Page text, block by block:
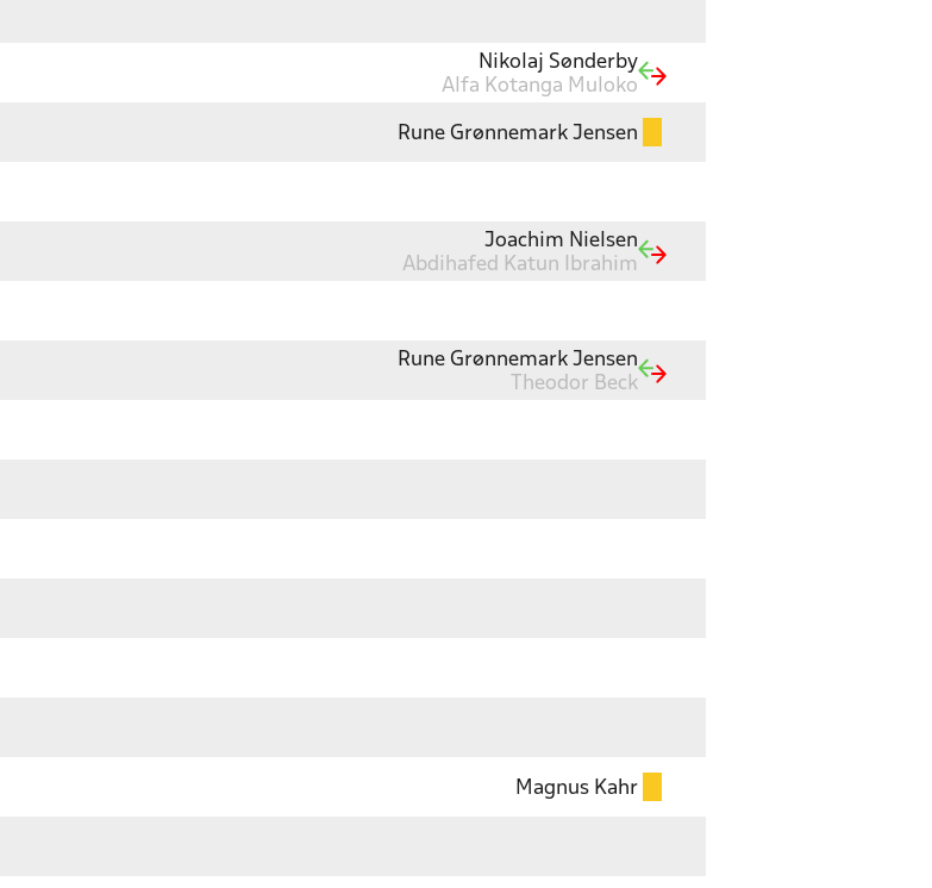
Nikolaj Sønderby
Alfa Kotanga Muloko
Rune Grønnemark Jensen
Joachim Nielsen
Abdihafed Katun Ibrahim
Rune Grønnemark Jensen
Theodor Beck
Magnus Kahr